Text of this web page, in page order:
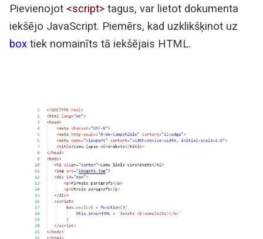
Pievienojot <script> tagus, var lietot dokumenta
iekšējo JavaScript. Piemērs, kad uzklikšķinot uz
box tiek nomainīts tā iekšējais HTML.